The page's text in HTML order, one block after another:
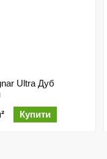
Ultra Дуб
Купити